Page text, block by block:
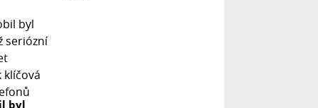
byl